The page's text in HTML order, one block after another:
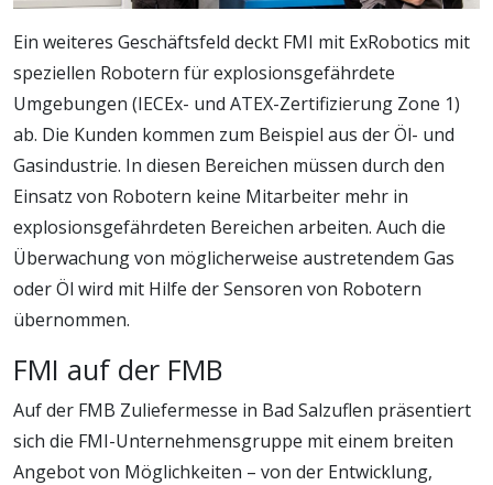
Ein weiteres Geschäftsfeld deckt FMI mit ExRobotics mit
speziellen Robotern für explosionsgefährdete
Umgebungen (IECEx- und ATEX-Zertifizierung Zone 1)
ab. Die Kunden kommen zum Beispiel aus der Öl- und
Gasindustrie. In diesen Bereichen müssen durch den
Einsatz von Robotern keine Mitarbeiter mehr in
explosionsgefährdeten Bereichen arbeiten. Auch die
Überwachung von möglicherweise austretendem Gas
oder Öl wird mit Hilfe der Sensoren von Robotern
übernommen.
FMI auf der FMB
Auf der FMB Zuliefermesse in Bad Salzuflen präsentiert
sich die FMI-Unternehmensgruppe mit einem breiten
Angebot von Möglichkeiten – von der Entwicklung,